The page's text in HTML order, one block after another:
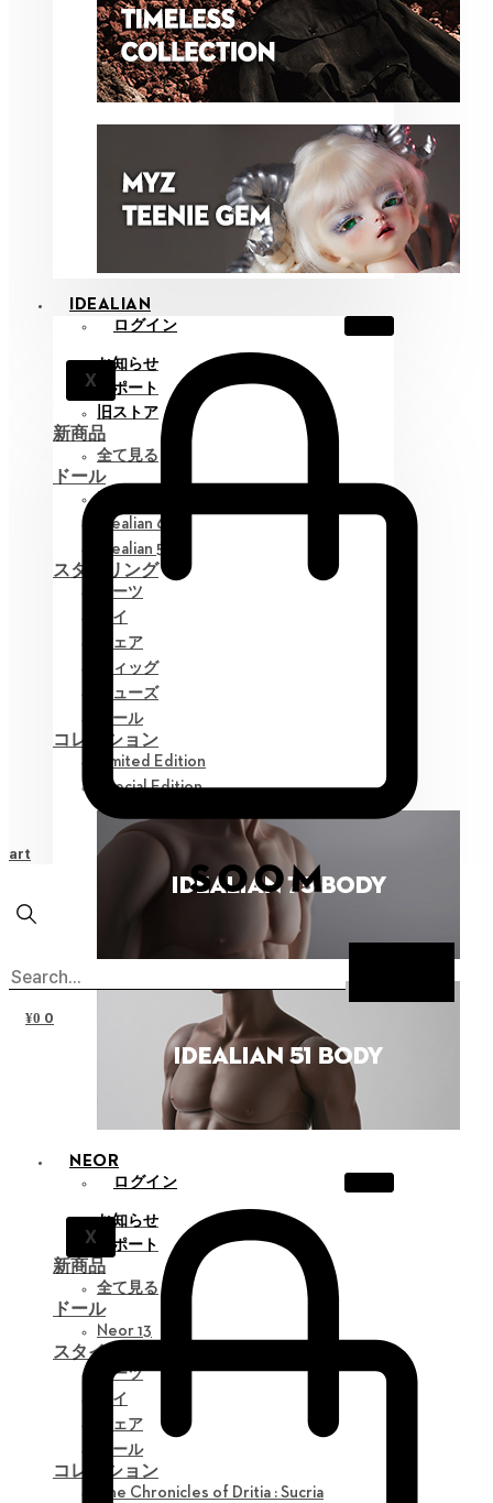
IDEALIAN
ログイン
X
お知らせ
サポート
旧ストア
新商品
全て見る
ドール
Idealian 75 M
Idealian 68 F
Idealian 51 M
スタイリング
パーツ
アイ
ウェア
ウィッグ
シューズ
ツール
コレクション
Limited Edition
Special Edition
NEOR
ログイン
X
お知らせ
サポート
新商品
全て見る
ドール
Neor 13
スタイリング
パーツ
アイ
ウェア
ツール
コレクション
The Chronicles of Dritia : Sucria
¥0 0